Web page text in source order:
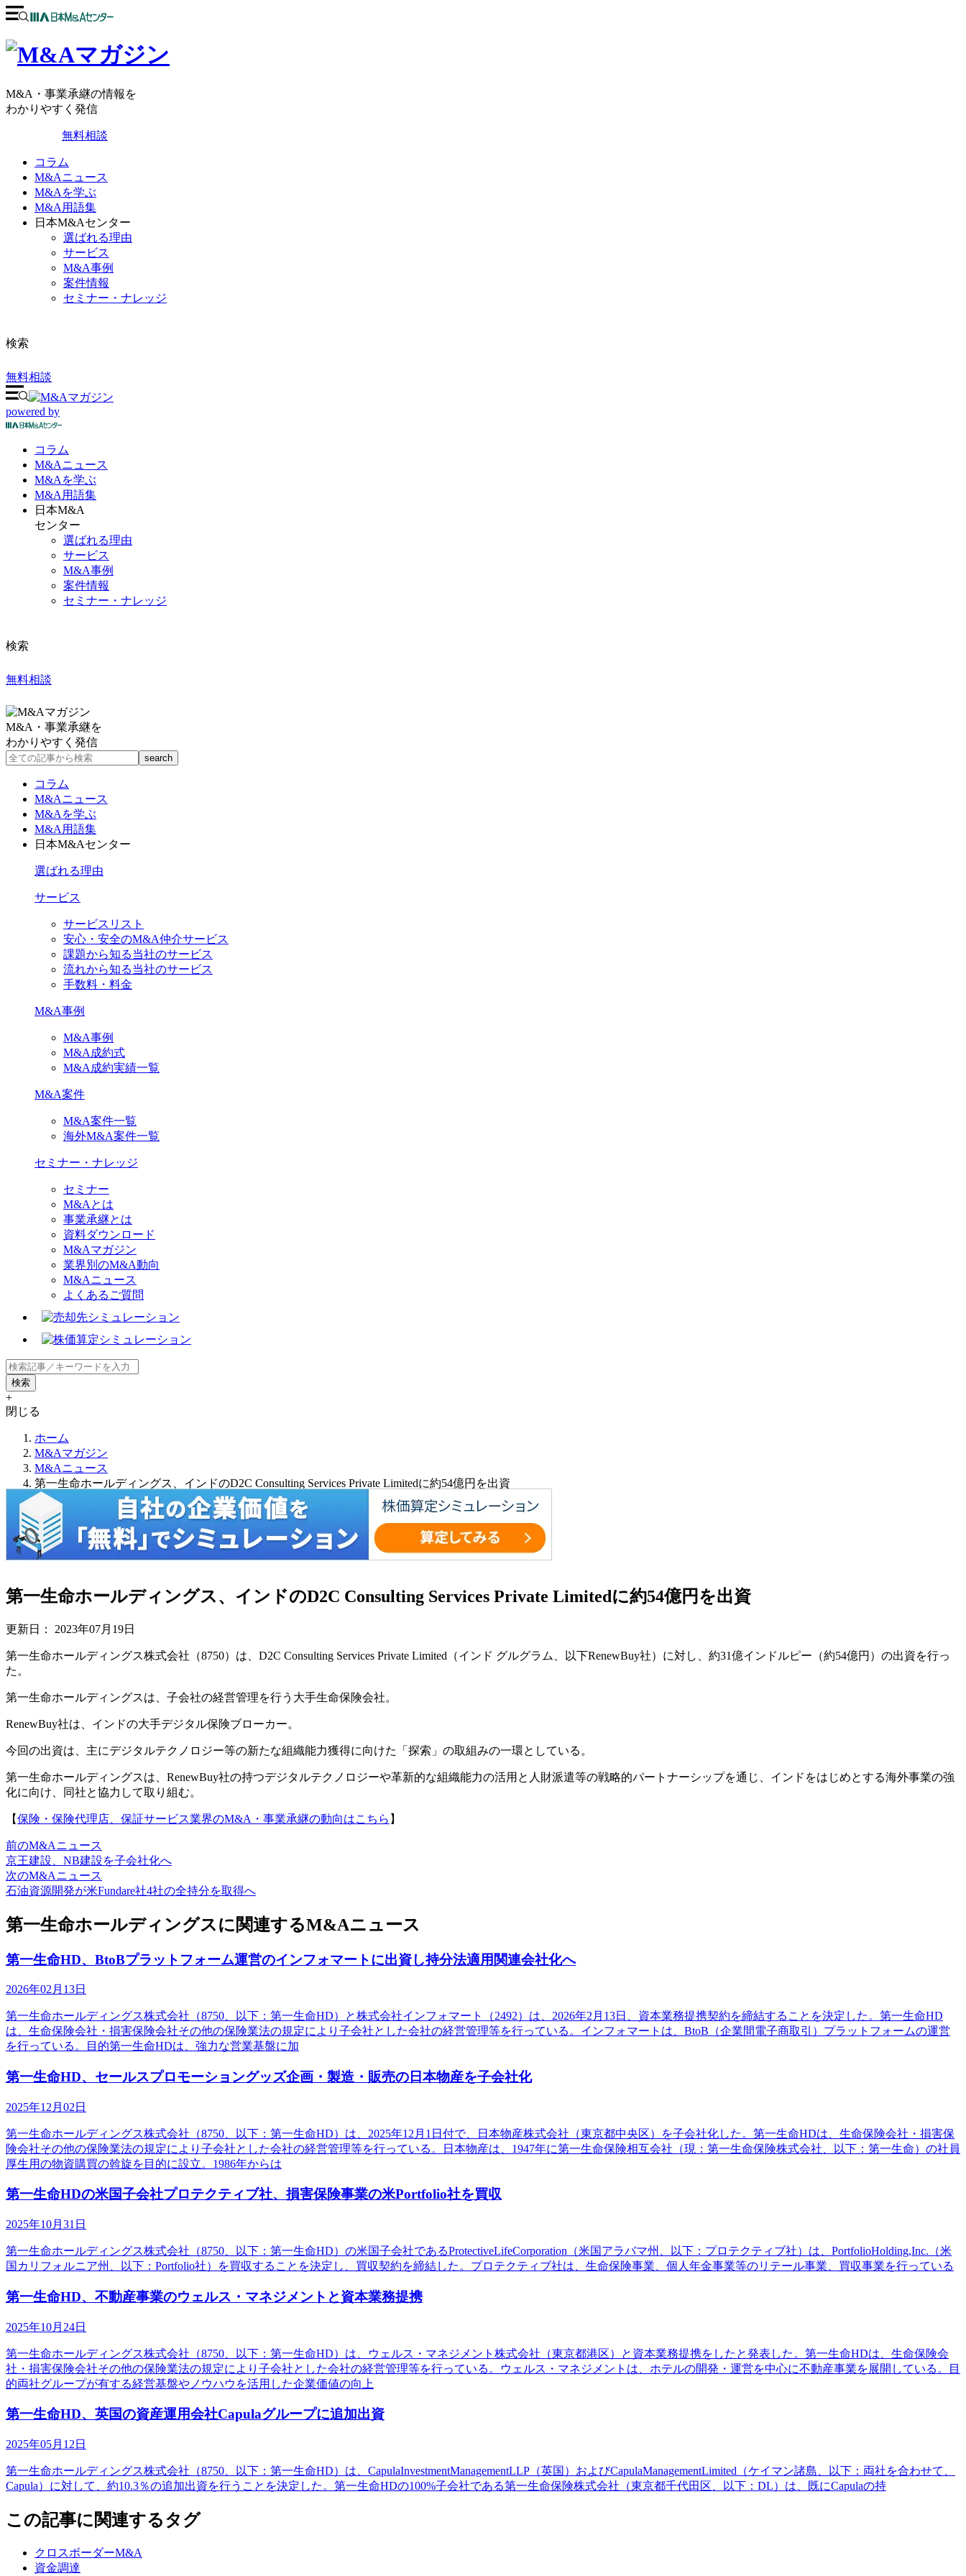
M&A・事業承継の情報を
わかりやすく発信
無料相談
コラム
M&Aニュース
M&Aを学ぶ
M&A用語集
日本M&Aセンター
選ばれる理由
サービス
M&A事例
案件情報
セミナー・ナレッジ
検索
無料相談
powered by
コラム
M&Aニュース
M&Aを学ぶ
M&A 用語集
日本M&A
センター
選ばれる理由
サービス
M&A事例
案件情報
セミナー・ナレッジ
検索
無料相談
M&A・事業承継を
わかりやすく発信
コラム
M&Aニュース
M&Aを学ぶ
M&A用語集
日本M&Aセンター
選ばれる理由
サービス
サービスリスト
安心・安全のM&A仲介サービス
課題から知る当社のサービス
流れから知る当社のサービス
手数料・料金
M&A事例
M&A事例
M&A成約式
M&A成約実績一覧
M&A案件
M&A案件一覧
海外M&A案件一覧
セミナー・ナレッジ
セミナー
M&Aとは
事業承継とは
資料ダウンロード
M&Aマガジン
業界別のM&A動向
M&Aニュース
よくあるご質問
+
閉じる
ホーム
M&Aマガジン
M&Aニュース
第一生命ホールディングス、インドのD2C Consulting Services Private Limitedに約54億円を出資
第一生命ホールディングス、インドのD2C Consulting Services Private Limitedに約54億円を出資
更新日： 2023年07月19日
第一生命ホールディングス株式会社（8750）は、D2C Consulting Services Private Limited（インド グルグラム、以下RenewBuy社）に対し、約31億インドルピー（約54億円）の出資を行っ
た。
第一生命ホールディングスは、子会社の経営管理を行う大手生命保険会社。
RenewBuy社は、インドの大手デジタル保険ブローカー。
今回の出資は、主にデジタルテクノロジー等の新たな組織能力獲得に向けた「探索」の取組みの一環としている。
第一生命ホールディングスは、RenewBuy社の持つデジタルテクノロジーや革新的な組織能力の活用と人財派遣等の戦略的パートナーシップを通じ、インドをはじめとする海外事業の強
化に向け、同社と協力して取り組む。
【保険・保険代理店、保証サービス業界のM&A・事業承継の動向はこちら 】
前のM&Aニュース
京王建設、NB建設を子会社化へ
次のM&Aニュース
石油資源開発が米Fundare社4社の全持分を取得へ
第一生命ホールディングスに関連するM&Aニュース
第一生命HD、BtoBプラットフォーム運営のインフォマートに出資し持分法適用関連会社化へ
2026年02月13日
第一生命ホールディングス株式会社（8750、以下：第一生命HD）と株式会社インフォマート（2492）は、2026年2月13日、資本業務提携契約を締結することを決定した。第一生命HD
は、生命保険会社・損害保険会社その他の保険業法の規定により子会社とした会社の経営管理等を行っている。インフォマートは、BtoB（企業間電子商取引）プラットフォームの運営
を行っている。目的第一生命HDは、強力な営業基盤に加
第一生命HD、セールスプロモーショングッズ企画・製造・販売の日本物産を子会社化
2025年12月02日
第一生命ホールディングス株式会社（8750、以下：第一生命HD）は、2025年12月1日付で、日本物産株式会社（東京都中央区）を子会社化した。第一生命HDは、生命保険会社・損害保
険会社その他の保険業法の規定により子会社とした会社の経営管理等を行っている。日本物産は、1947年に第一生命保険相互会社（現：第一生命保険株式会社、以下：第一生命）の社員
厚生用の物資購買の斡旋を目的に設立。1986年からは
第一生命HDの米国子会社プロテクティブ社、損害保険事業の米Portfolio社を買収
2025年10月31日
第一生命ホールディングス株式会社（8750、以下：第一生命HD）の米国子会社であるProtectiveLifeCorporation（米国アラバマ州、以下：プロテクティブ社）は、PortfolioHolding,Inc.（米
国カリフォルニア州、以下：Portfolio社）を買収することを決定し、買収契約を締結した。プロテクティブ社は、生命保険事業、個人年金事業等のリテール事業、買収事業を行っている
第一生命HD、不動産事業のウェルス・マネジメントと資本業務提携
2025年10月24日
第一生命ホールディングス株式会社（8750、以下：第一生命HD）は、ウェルス・マネジメント株式会社（東京都港区）と資本業務提携をしたと発表した。第一生命HDは、生命保険会
社・損害保険会社その他の保険業法の規定により子会社とした会社の経営管理等を行っている。ウェルス・マネジメントは、ホテルの開発・運営を中心に不動産事業を展開している。目
的両社グループが有する経営基盤やノウハウを活用した企業価値の向上
第一生命HD、英国の資産運用会社Capulaグループに追加出資
2025年05月12日
第一生命ホールディングス株式会社（8750、以下：第一生命HD）は、CapulaInvestmentManagementLLP（英国）およびCapulaManagementLimited（ケイマン諸島、以下：両社を合わせて、
Capula）に対して、約10.3％の追加出資を行うことを決定した。第一生命HDの100%子会社である第一生命保険株式会社（東京都千代田区、以下：DL）は、既にCapulaの持
この記事に関連するタグ
クロスボーダーM&A
資金調達